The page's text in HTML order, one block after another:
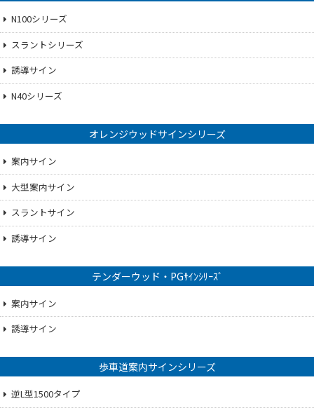
N100シリーズ
スラントシリーズ
誘導サイン
N40シリーズ
オレンジウッドサインシリーズ
案内サイン
大型案内サイン
スラントサイン
誘導サイン
テンダーウッド・PGｻｲﾝｼﾘｰｽﾞ
案内サイン
誘導サイン
歩車道案内サインシリーズ
逆L型1500タイプ